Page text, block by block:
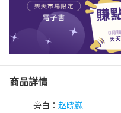
商品詳情
旁白： 赵晓巍